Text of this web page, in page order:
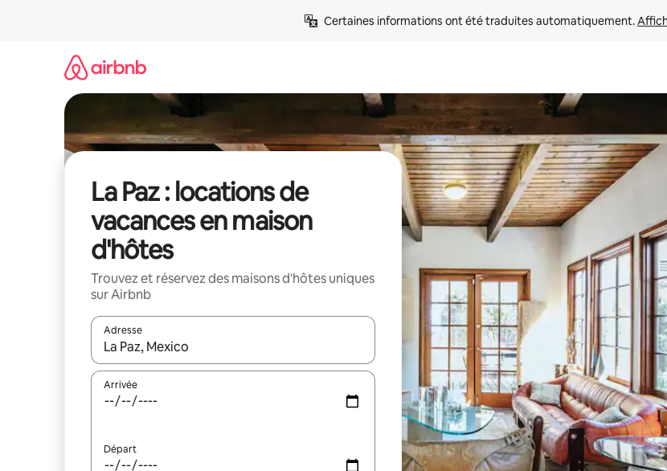
Certaines informations ont été traduites automatiquement.
La Paz : locations de
vacances en maison
d'hôtes
Trouvez et réservez des maisons d'hôtes uniques
sur Airbnb
Adresse
Lorsque les résultats s'affichent, utilisez les flèches vers le haut et vers le bas pour les parcourir ou en
Arrivée
Départ